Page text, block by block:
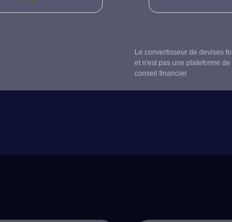
Le convertisseur de devises
et n'est pas une plateforme
conseil financier.